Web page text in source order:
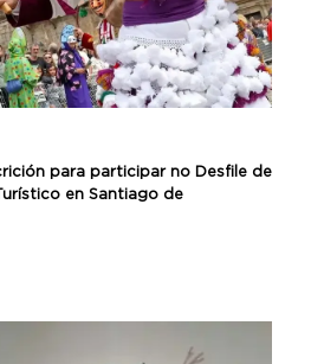
para participar no Desfile de
en Santiago de